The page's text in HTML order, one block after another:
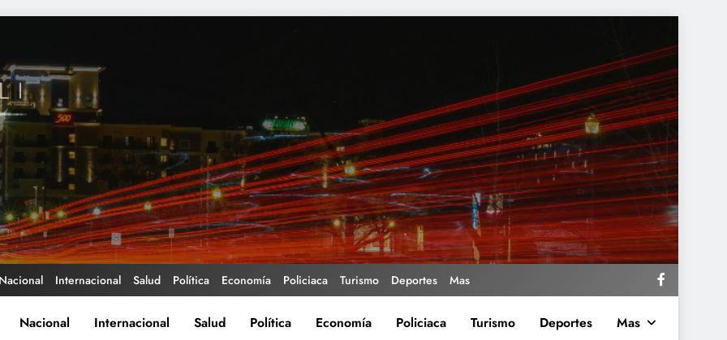
Nacional Internacional Salud Política Economía Policiaca Turismo Deportes Mas
Nacional Internacional Salud Política Economía Policiaca Turismo Deportes Mas